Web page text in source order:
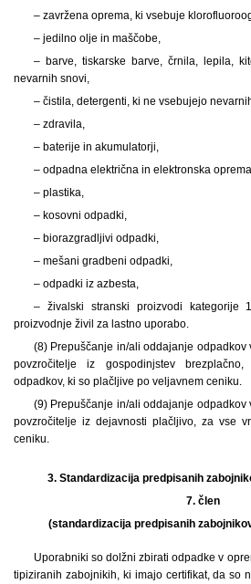
– zavržena oprema, ki vsebuje
– jedilno olje in maščobe,
– barve, tiskarske barve, črnila, lepila,
nevarnih snovi,
– čistila, detergenti, ki ne vsebujejo
– zdravila,
– baterije in akumulatorji,
– odpadna električna in elektronska
– plastika,
– kosovni odpadki,
– biorazgradljivi odpadki,
– mešani gradbeni odpadki,
– odpadki iz azbesta,
– živalski stranski proizvodi
proizvodnje živil za lastno uporabo.
(8) Prepuščanje in/ali oddajanje odpadkov
povzročitelje iz gospodinjstev
odpadkov, ki so plačljive po veljavnem ceniku.
(9) Prepuščanje in/ali oddajanje odpadkov
povzročitelje iz dejavnosti plačljivo, za vse
ceniku.
3. Standardizacija predpisanih
7. člen
(standardizacija predpisanih
Uporabniki so dolžni zbirati odpadke v
tipiziranih zabojnikih, ki imajo certifikat, da so